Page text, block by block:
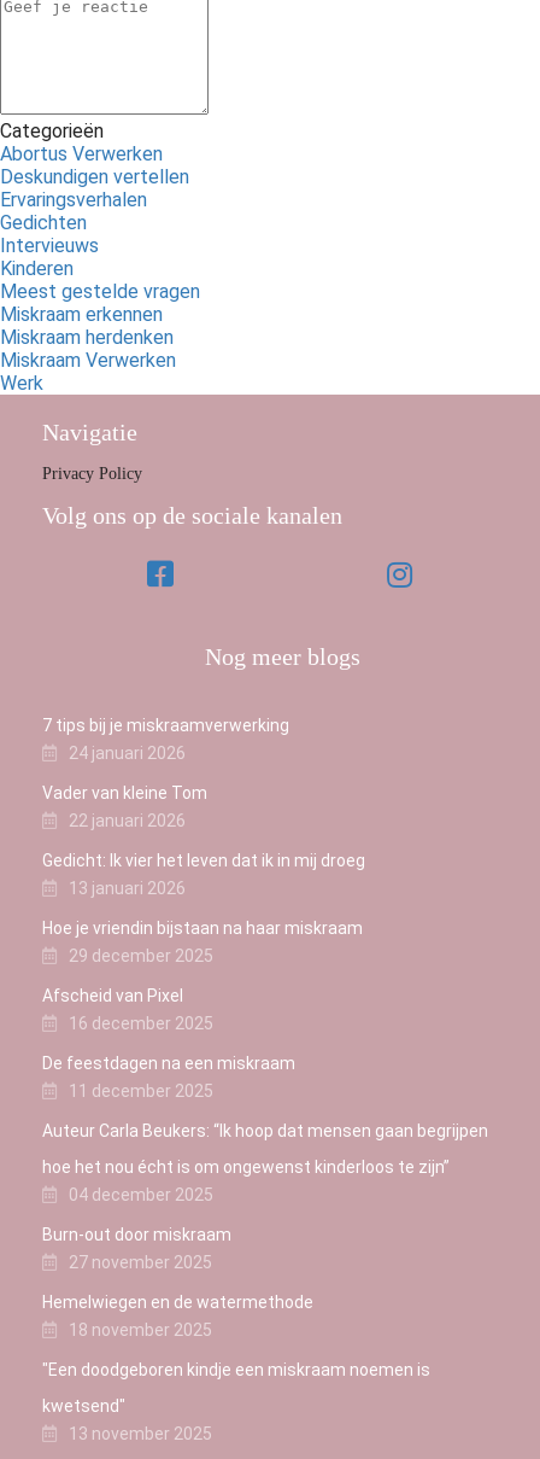
Categorieën
Abortus Verwerken
Deskundigen vertellen
Ervaringsverhalen
Gedichten
Intervieuws
Kinderen
Meest gestelde vragen
Miskraam erkennen
Miskraam herdenken
Miskraam Verwerken
Werk
Navigatie
Privacy Policy
Volg ons op de sociale kanalen
Nog meer blogs
7 tips bij je miskraamverwerking
24 januari 2026
Vader van kleine Tom
22 januari 2026
Gedicht: Ik vier het leven dat ik in mij droeg
13 januari 2026
Hoe je vriendin bijstaan na haar miskraam
29 december 2025
Afscheid van Pixel
16 december 2025
De feestdagen na een miskraam
11 december 2025
Auteur Carla Beukers: “Ik hoop dat mensen gaan begrijpen
hoe het nou écht is om ongewenst kinderloos te zijn”
04 december 2025
Burn-out door miskraam
27 november 2025
Hemelwiegen en de watermethode
18 november 2025
"Een doodgeboren kindje een miskraam noemen is
kwetsend"
13 november 2025